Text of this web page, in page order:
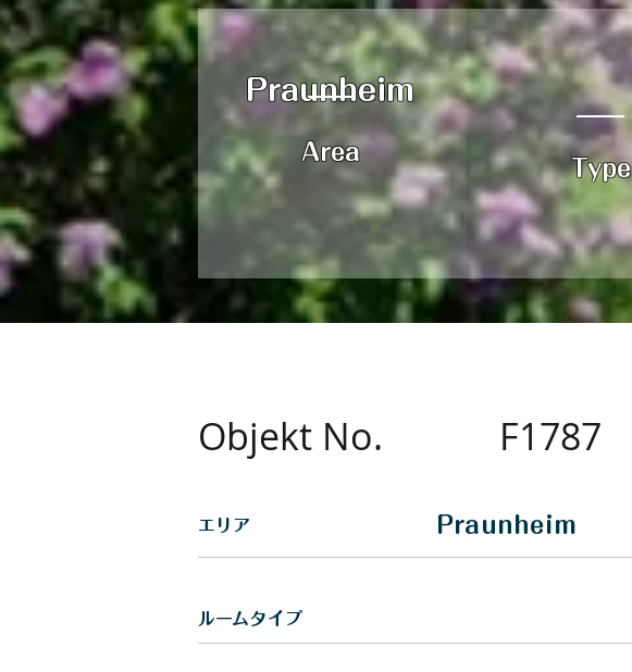
Praunheim
Area
Type
Objekt No. F1787
​エリア Praunheim
​ルームタイプ